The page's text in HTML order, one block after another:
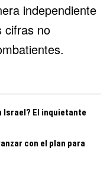
independiente
cifras no
Israel? El inquietante
con el plan para